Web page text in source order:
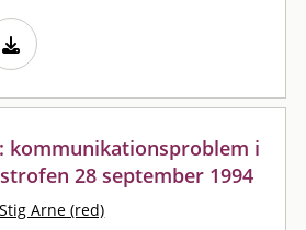
kommunikationsproblem i
28 september 1994
Arne (red)